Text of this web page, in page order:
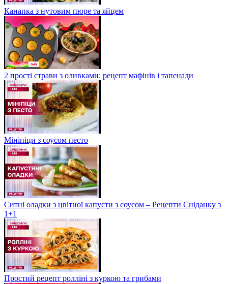
Канапка з нутовим пюре та яйцем
2 прості страви з оливками: рецепт мафінів і тапенади
Мініпіци з соусом песто
Ситні оладки з цвітної капусти з соусом – Рецепти Сніданку з
1+1
Простий рецепт ролліні з куркою та грибами